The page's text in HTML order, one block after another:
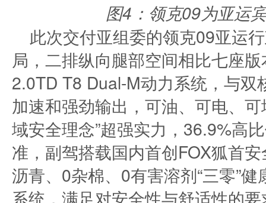
图4：领克09为亚运
此次交付亚组委的领克09亚运
局，二排纵向腿部空间相比七座
2.0TD T8 Dual-M动力系统，与
加速和强劲输出，可油、可电、
域安全理念”超强实力，36.9%高
准，副驾搭载国内首创FOX狐首
沥青、0杂棉、0有害溶剂“三零”
系统，满足对安全性与舒适性的